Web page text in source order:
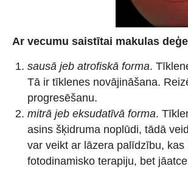
Ar vecumu saistītai makulas
sausā jeb atrofiskā forma.
Tā ir tīklenes novājināšana.
progresēšanu.
mitrā jeb eksudatīvā forma.
asins šķidruma noplūdi, tādā
var veikt ar lāzera palīdzību,
fotodinamisko terapiju, bet